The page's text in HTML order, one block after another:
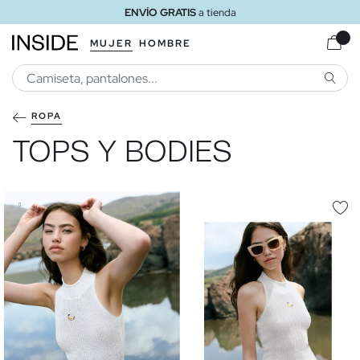
ENVÍO GRATISa domicilio a partir de 30 €
MUJER HOMBRE
ROPA
TOPS Y BODIES